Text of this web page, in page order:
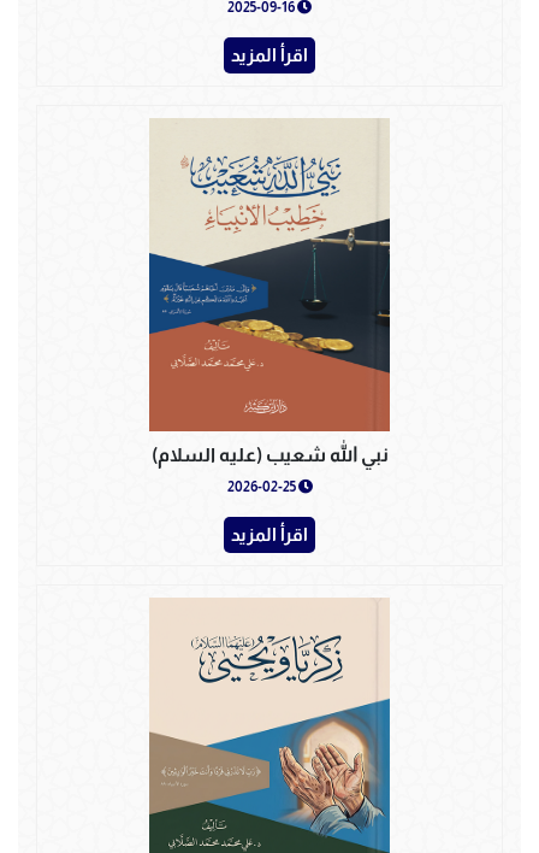
اقرأ المزيد
نبي الله شعيب (عليه السلام)
2026-02-25
اقرأ المزيد